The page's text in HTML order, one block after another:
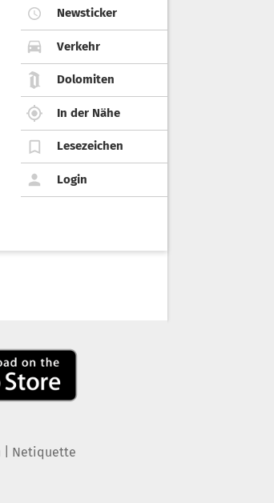
Newsticker
Verkehr
Dolomiten
In der Nähe
Lesezeichen
Login
Netiquette